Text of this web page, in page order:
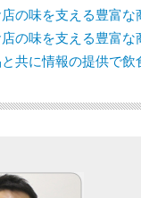
の味を支える豊富
の味を支える豊富
共に情報の提供で飲